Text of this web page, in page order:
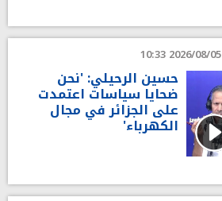
2026/08/05 10:33
حسين الرحيلي: 'نحن
ضحايا سياسات اعتمدت
على الجزائر في مجال
الكهرباء'